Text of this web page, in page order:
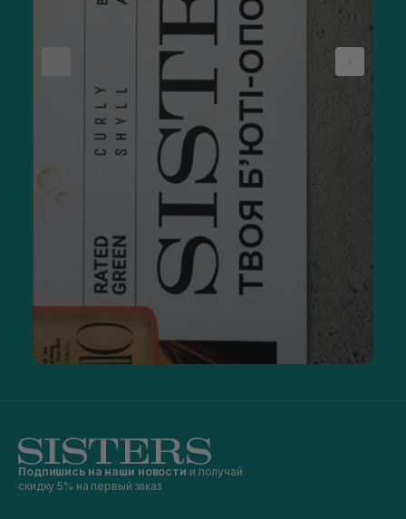
Подпишись на наши новости и получай
скидку 5% на первый заказ